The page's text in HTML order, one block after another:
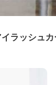
ラッシュ